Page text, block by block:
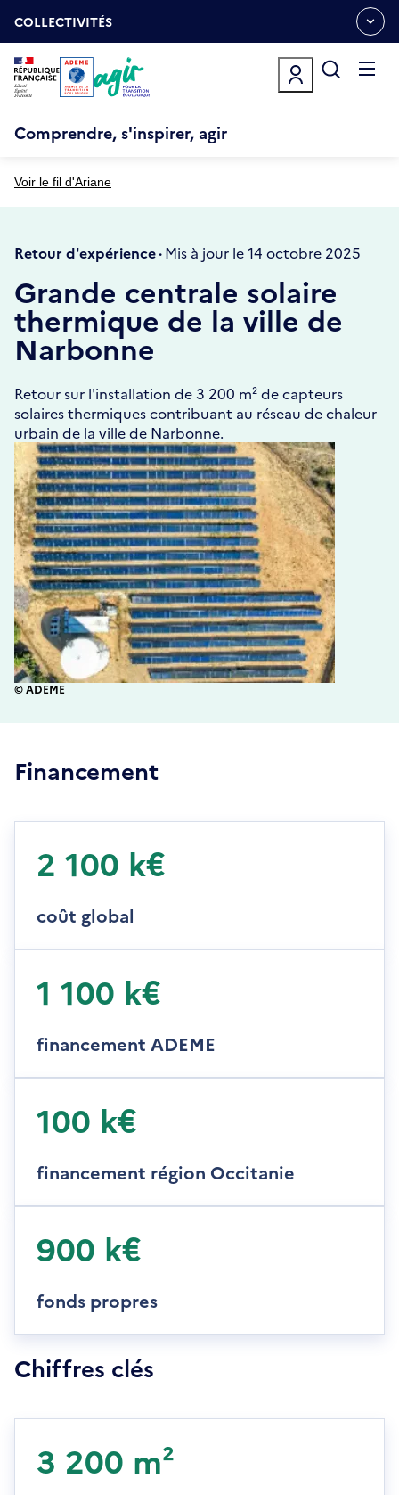
auOUVRIR
LE
MENU
ESPACE
COLLECTIVITÉS
Comprendre, s'inspirer, agir
Voir le fil d'Ariane
Retour d'expérience ·Mis à jour le 14 octobre 2025
Grande centrale solaire
thermique de la ville de
Narbonne
Retour sur l'installation de 3 200 m² de capteurs
solaires thermiques contribuant au réseau de chaleur
urbain de la ville de Narbonne.
© ADEME
Financement
2 100 k€
coût global
1 100 k€
financement ADEME
100 k€
financement région Occitanie
900 k€
fonds propres
Chiffres clés
3 200 m²